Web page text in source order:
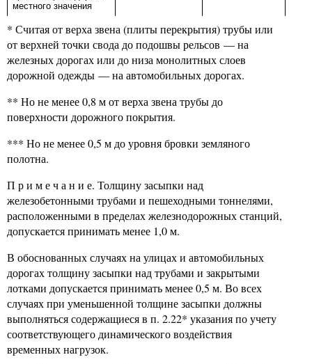
местного значения
* Считая от верха звена (плиты перекрытия) трубы или
от верхней точки свода до подошвы рельсов — на
железных дорогах или до низа монолитных слоев
дорожной одежды — на автомобильных дорогах.
** Но не менее 0,8 м от верха звена трубы до
поверхности дорожного покрытия.
*** Но не менее 0,5 м до уровня бровки земляного
полотна.
П р и м е ч а н и е. Толщину засыпки над
железобетонными трубами и пешеходными тоннелями,
расположенными в пределах железнодорожных станций,
допускается принимать менее 1,0 м.
В обоснованных случаях на улицах и автомобильных
дорогах толщину засыпки над трубами и закрытыми
лотками допускается принимать менее 0,5 м. Во всех
случаях при уменьшенной толщине засыпки должны
выполняться содержащиеся в п. 2.22* указания по учету
соответствующего динамического воздействия
временных нагрузок.